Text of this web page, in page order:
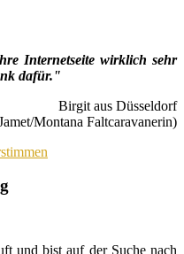
Internetseite wirklich sehr
dafür."
Birgit aus Düsseldorf
Montana Faltcaravanerin)
und bist auf der Suche nach